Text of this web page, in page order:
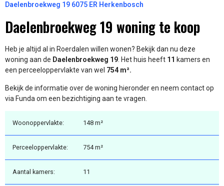
Daelenbroekweg 19 6075 ER Herkenbosch
Daelenbroekweg 19 woning te koop
Heb je altijd al in Roerdalen willen wonen? Bekijk dan nu deze
woning aan de Daelenbroekweg 19. Het huis heeft 11 kamers en
een perceeloppervlakte van wel 754 m².
Bekijk de informatie over de woning hieronder en neem contact op
via Funda om een bezichtiging aan te vragen.
Woonoppervlakte: 148 m²
Perceeloppervlakte: 754 m²
Aantal kamers: 11